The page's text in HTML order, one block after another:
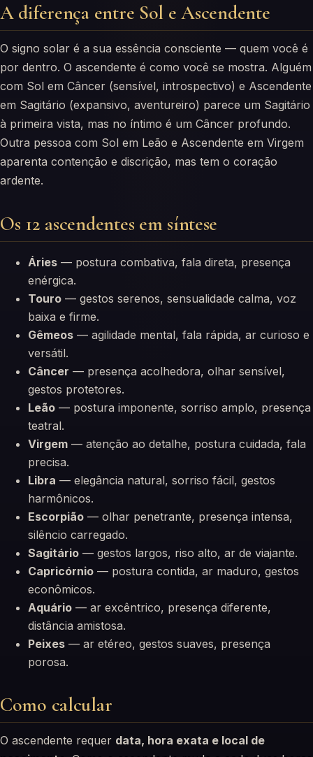
A diferença entre Sol e Ascendente
O signo solar é a sua essência consciente — quem você é
por dentro. O ascendente é como você se mostra. Alguém
com Sol em Câncer (sensível, introspectivo) e Ascendente
em Sagitário (expansivo, aventureiro) parece um Sagitário
à primeira vista, mas no íntimo é um Câncer profundo.
Outra pessoa com Sol em Leão e Ascendente em Virgem
aparenta contenção e discrição, mas tem o coração
ardente.
Os 12 ascendentes em síntese
Áries — postura combativa, fala direta, presença
enérgica.
Touro — gestos serenos, sensualidade calma, voz
baixa e firme.
Gêmeos — agilidade mental, fala rápida, ar curioso e
versátil.
Câncer — presença acolhedora, olhar sensível,
gestos protetores.
Leão — postura imponente, sorriso amplo, presença
teatral.
Virgem — atenção ao detalhe, postura cuidada, fala
precisa.
Libra — elegância natural, sorriso fácil, gestos
harmônicos.
Escorpião — olhar penetrante, presença intensa,
silêncio carregado.
Sagitário — gestos largos, riso alto, ar de viajante.
Capricórnio — postura contida, ar maduro, gestos
econômicos.
Aquário — ar excêntrico, presença diferente,
distância amistosa.
Peixes — ar etéreo, gestos suaves, presença
porosa.
Como calcular
O ascendente requer data, hora exata e local de